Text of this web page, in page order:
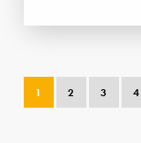
1 2 3 4